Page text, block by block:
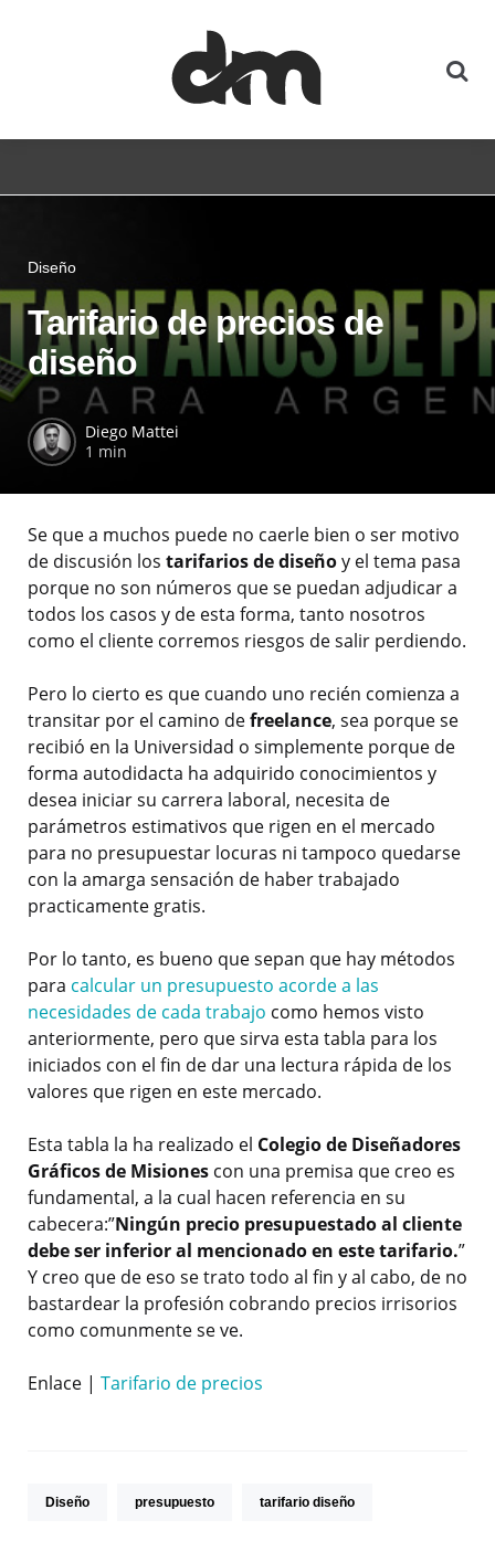
Diseño
Tarifario de precios de
diseño
Diego Mattei
1 min
Se que a muchos puede no caerle bien o ser motivo
de discusión los tarifarios de diseñoy el tema pasa
porque no son números que se puedan adjudicar a
todos los casos y de esta forma, tanto nosotros
como el cliente corremos riesgos de salir perdiendo.
Pero lo cierto es que cuando uno recién comienza a
transitar por el camino defreelance, sea porque se
recibió en la Universidad o simplemente porque de
forma autodidacta ha adquirido conocimientos y
desea iniciar su carrera laboral, necesita de
parámetros estimativos que rigen en el mercado
para no presupuestar locuras ni tampoco quedarse
con la amarga sensación de haber trabajado
practicamente gratis.
Por lo tanto, es bueno que sepan que hay métodos
para calcular un presupuesto acorde a las
necesidades de cada trabajo como hemos visto
anteriormente, pero que sirva esta tabla para los
iniciados con el fin de dar una lectura rápida de los
valores que rigen en este mercado.
Esta tabla la ha realizado el Colegio de Diseñadores
Gráficos de Misiones con una premisa que creo es
fundamental, a la cual hacen referencia en su
cabecera:”Ningún precio presupuestado al cliente
debe ser inferior al mencionado en este tarifario.”
Y creo que de eso se trato todo al fin y al cabo, de no
bastardear la profesión cobrando precios irrisorios
como comunmente se ve.
Enlace | Tarifario de precios
Diseño presupuesto tarifario diseño